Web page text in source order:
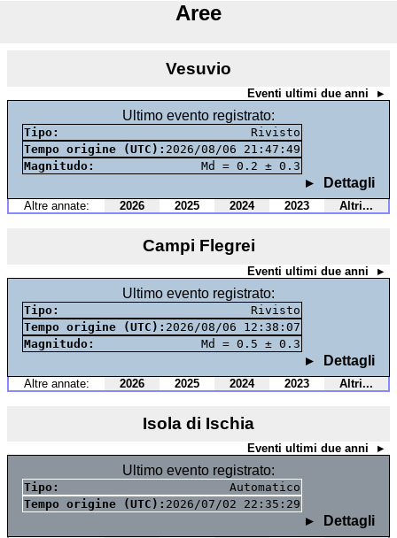
Aree
Vesuvio
Eventi ultimi due anni
Ultimo evento registrato:
Tipo:
Rivisto
Tempo origine (UTC): 2026/08/06 21:47:49
Magnitudo:
Md = 0.2 ± 0.3
Dettagli
Altre annate: 2026 2025 2024 2023 Altri...
Campi Flegrei
Eventi ultimi due anni
Ultimo evento registrato:
Tipo:
Rivisto
Tempo origine (UTC): 2026/08/06 12:38:07
Magnitudo:
Md = 0.5 ± 0.3
Dettagli
Altre annate: 2026 2025 2024 2023 Altri...
Isola di Ischia
Eventi ultimi due anni
Ultimo evento registrato:
Tipo:
Automatico
Tempo origine (UTC): 2026/07/02 22:35:29
Dettagli